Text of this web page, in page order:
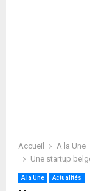
Accueil
A la Une
Une startup
A la Une Actualités